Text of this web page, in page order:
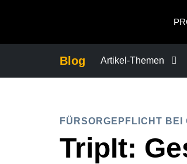
Blog Artikel-Themen
FÜRSORGEPFLICHT BEI
TripIt: